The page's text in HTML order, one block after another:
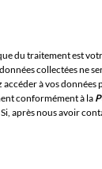
traitement est
collectées ne
à vos
conformément à la
après nous avoir